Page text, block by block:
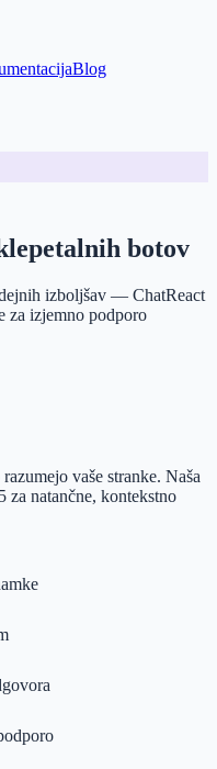
Blog
botov
izboljšav — ChatReact
za izjemno podporo
vaše stranke. Naša
za natančne, kontekstno